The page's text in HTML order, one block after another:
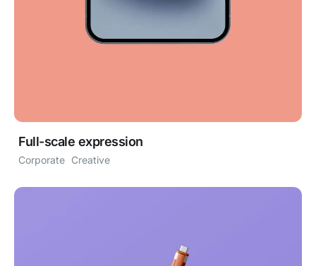
Full-scale expression
Corporate Creative